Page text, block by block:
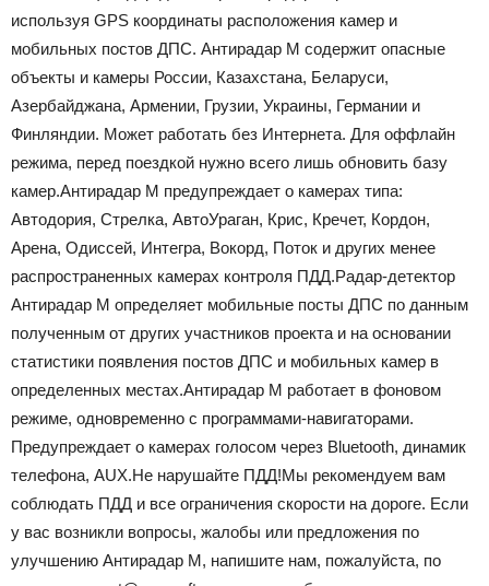
используя GPS координаты расположения камер и
мобильных постов ДПС. Антирадар М содержит опасные
объекты и камеры России, Казахстана, Беларуси,
Азербайджана, Армении, Грузии, Украины, Германии и
Финляндии. Может работать без Интернета. Для оффлайн
режима, перед поездкой нужно всего лишь обновить базу
камер.Антирадар М предупреждает о камерах типа:
Автодория, Стрелка, АвтоУраган, Крис, Кречет, Кордон,
Арена, Одиссей, Интегра, Вокорд, Поток и других менее
распространенных камерах контроля ПДД.Радар-детектор
Антирадар М определяет мобильные посты ДПС по данным
полученным от других участников проекта и на основании
статистики появления постов ДПС и мобильных камер в
определенных местах.Антирадар М работает в фоновом
режиме, одновременно с программами-навигаторами.
Предупреждает о камерах голосом через Bluetooth, динамик
телефона, AUX.Не нарушайте ПДД!Мы рекомендуем вам
соблюдать ПДД и все ограничения скорости на дороге. Если
у вас возникли вопросы, жалобы или предложения по
улучшению Антирадар М, напишите нам, пожалуйста, по